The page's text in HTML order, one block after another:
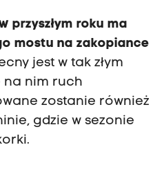
przyszłym roku ma
mostu na zakopiance
jest w tak złym
na nim ruch
zostanie również
gdzie w sezonie